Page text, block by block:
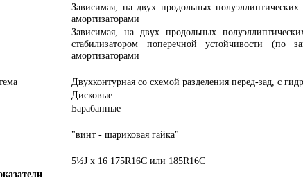
Зависимая, на двух продольных полуэллиптических
амортизаторами
Зависимая, на двух продольных
стабилизатором поперечной устойчивости (по
амортизаторами
Двухконтурная со схемой разделения перед-зад, с
Дисковые
Барабанные
"винт - шариковая гайка"
5½J x 16 175R16C или 185R16C